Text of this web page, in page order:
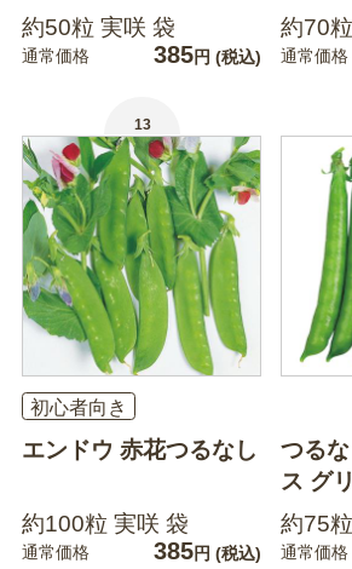
約50粒 実咲 袋
通常価格 385円 (税込)
約70
通常価格
13
初心者向き
エンドウ 赤花つるなし
約100粒 実咲 袋
通常価格 385円 (税込)
つる
ス グ
約75
通常価格